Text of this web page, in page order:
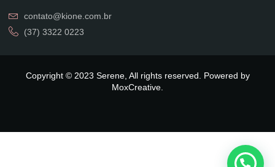
contato@kione.com.br
(37) 3322 0223
Copyright © 2023 Serene, All rights reserved. Powered by
MoxCreative.